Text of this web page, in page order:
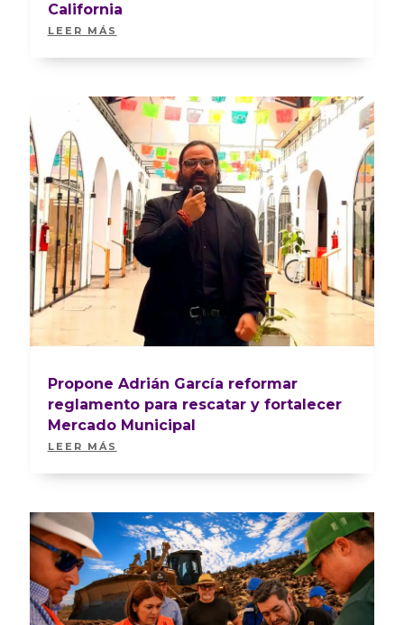
California
LEER MÁS
Propone Adrián García reformar
reglamento para rescatar y fortalecer
Mercado Municipal
LEER MÁS